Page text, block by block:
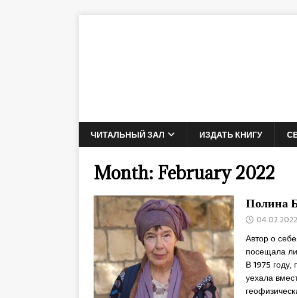
ЧИТАЛЬНЫЙ ЗАЛ ИЗДАТЬ КНИГУ
Month: February 2022
Полина
04.02.2022
Автор о
посещала
В 1975
уехала